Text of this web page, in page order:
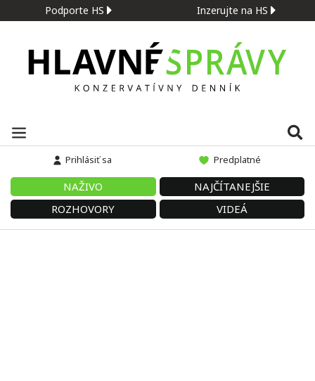
Podporte HS Inzerujte na HS
Prihlásiť sa Predplatné
NAŽIVO
NAJČÍTANEJŠIE
ROZHOVORY
VIDEÁ